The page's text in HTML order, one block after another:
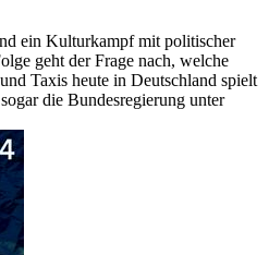
ein Kulturkampf mit politischer
geht der Frage nach, welche
Taxis heute in Deutschland spielt
die Bundesregierung unter